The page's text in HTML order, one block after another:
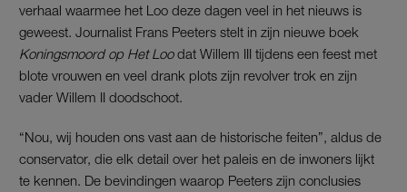
verhaal waarmee het Loo deze dagen veel in het nieuws is
geweest. Journalist Frans Peeters stelt in zijn nieuwe boek
Koningsmoord op Het Loodat Willem III tijdens een feest met
blote vrouwen en veel drank plots zijn revolver trok en zijn
vader Willem II doodschoot.
“Nou, wij houden ons vast aan de historische feiten”, aldus de
conservator, die elk detail over het paleis en de inwoners lijkt
te kennen. De bevindingen waarop Peeters zijn conclusies